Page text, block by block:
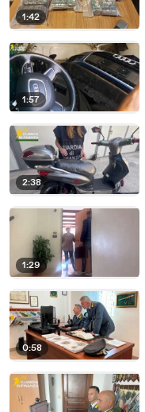
1:42
1:57
2:38
1:29
0:58